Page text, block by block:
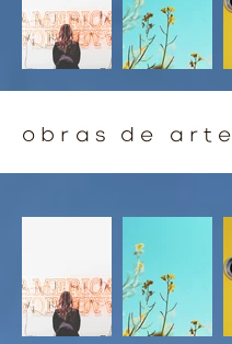
obras de arte